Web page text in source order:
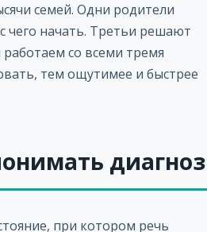
семей. Одни родители
чего начать. Третьи решают
со всеми тремя
тем ощутимее и быстрее
диагноз
при котором речь